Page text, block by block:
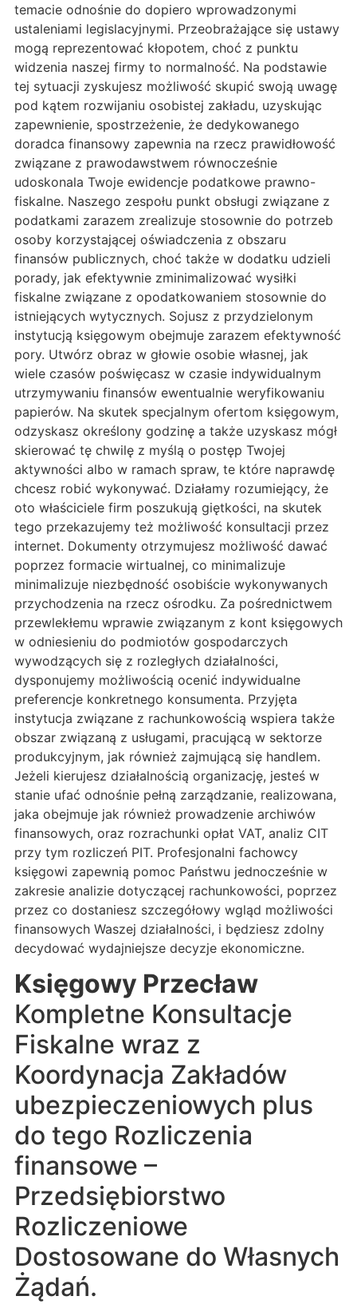
temacie odnośnie do dopiero wprowadzonymi
ustaleniami legislacyjnymi. Przeobrażające się ustawy
mogą reprezentować kłopotem, choć z punktu
widzenia naszej firmy to normalność. Na podstawie
tej sytuacji zyskujesz możliwość skupić swoją uwagę
pod kątem rozwijaniu osobistej zakładu, uzyskując
zapewnienie, spostrzeżenie, że dedykowanego
doradca finansowy zapewnia na rzecz prawidłowość
związane z prawodawstwem równocześnie
udoskonala Twoje ewidencje podatkowe prawno-
fiskalne. Naszego zespołu punkt obsługi związane z
podatkami zarazem zrealizuje stosownie do potrzeb
osoby korzystającej oświadczenia z obszaru
finansów publicznych, choć także w dodatku udzieli
porady, jak efektywnie zminimalizować wysiłki
fiskalne związane z opodatkowaniem stosownie do
istniejących wytycznych. Sojusz z przydzielonym
instytucją księgowym obejmuje zarazem efektywność
pory. Utwórz obraz w głowie osobie własnej, jak
wiele czasów poświęcasz w czasie indywidualnym
utrzymywaniu finansów ewentualnie weryfikowaniu
papierów. Na skutek specjalnym ofertom księgowym,
odzyskasz określony godzinę a także uzyskasz mógł
skierować tę chwilę z myślą o postęp Twojej
aktywności albo w ramach spraw, te które naprawdę
chcesz robić wykonywać. Działamy rozumiejący, że
oto właściciele firm poszukują giętkości, na skutek
tego przekazujemy też możliwość konsultacji przez
internet. Dokumenty otrzymujesz możliwość dawać
poprzez formacie wirtualnej, co minimalizuje
minimalizuje niezbędność osobiście wykonywanych
przychodzenia na rzecz ośrodku. Za pośrednictwem
przewlekłemu wprawie związanym z kont księgowych
w odniesieniu do podmiotów gospodarczych
wywodzących się z rozległych działalności,
dysponujemy możliwością ocenić indywidualne
preferencje konkretnego konsumenta. Przyjęta
instytucja związane z rachunkowością wspiera także
obszar związaną z usługami, pracującą w sektorze
produkcyjnym, jak również zajmującą się handlem.
Jeżeli kierujesz działalnością organizację, jesteś w
stanie ufać odnośnie pełną zarządzanie, realizowana,
jaka obejmuje jak również prowadzenie archiwów
finansowych, oraz rozrachunki opłat VAT, analiz CIT
przy tym rozliczeń PIT. Profesjonalni fachowcy
księgowi zapewnią pomoc Państwu jednocześnie w
zakresie analizie dotyczącej rachunkowości, poprzez
przez co dostaniesz szczegółowy wgląd możliwości
finansowych Waszej działalności, i będziesz zdolny
decydować wydajniejsze decyzje ekonomiczne.
Księgowy Przecław
Kompletne Konsultacje
Fiskalne wraz z
Koordynacja Zakładów
ubezpieczeniowych plus
do tego Rozliczenia
finansowe –
Przedsiębiorstwo
Rozliczeniowe
Dostosowane do Własnych
Żądań.